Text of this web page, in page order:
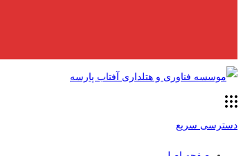
دسترسی سریع